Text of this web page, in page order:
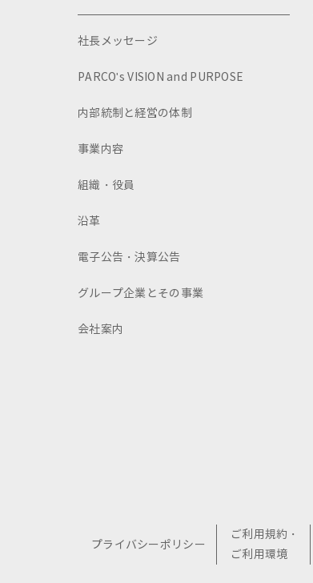
社長メッセージ
PARCO's VISION and PURPOSE
内部統制と経営の体制
事業内容
組織・役員
沿革
電子公告・決算公告
グループ企業とその事業
会社案内
プライバシーポリシー
ご利用規約・
ご利用環境